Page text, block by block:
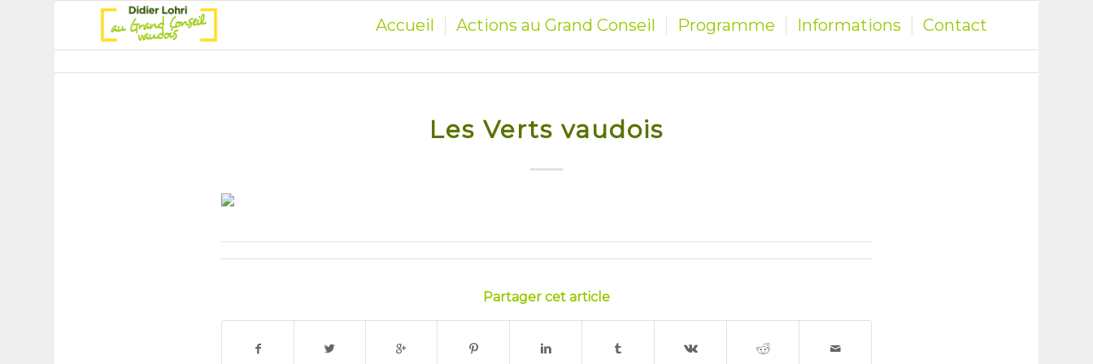
Accueil Actions au Grand Conseil Programme Informations Contact
Les Verts vaudois
Partager cet article